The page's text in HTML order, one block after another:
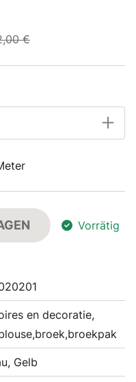
€
Vorrätig
en decoratie,
Gelb